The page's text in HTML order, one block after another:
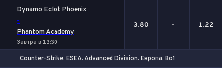
Dynamo Eclot Phoenix
-
Phantom Academy
Завтра в 13:30
3.80 - 1.22
Counter-Strike. ESEA. Advanced Division. Европа. Bo1